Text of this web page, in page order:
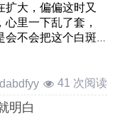
扩大，偏偏这时又
心里一下乱了套，
会不会把这个白斑
41 次阅读
明白